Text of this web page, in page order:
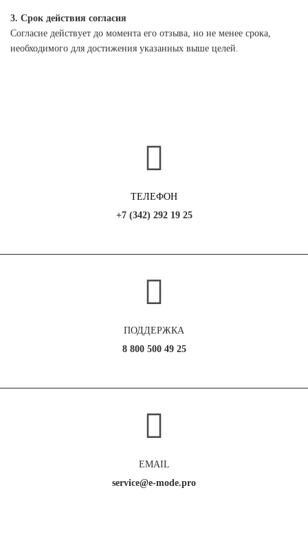
3. Срок действия согласия
Согласие действует до момента его отзыва, но не менее срока,
необходимого для достижения указанных выше целей.
ТЕЛЕФОН
+7 (342) 292 19 25
ПОДДЕРЖКА
8 800 500 49 25
EMAIL
service@e-mode.pro